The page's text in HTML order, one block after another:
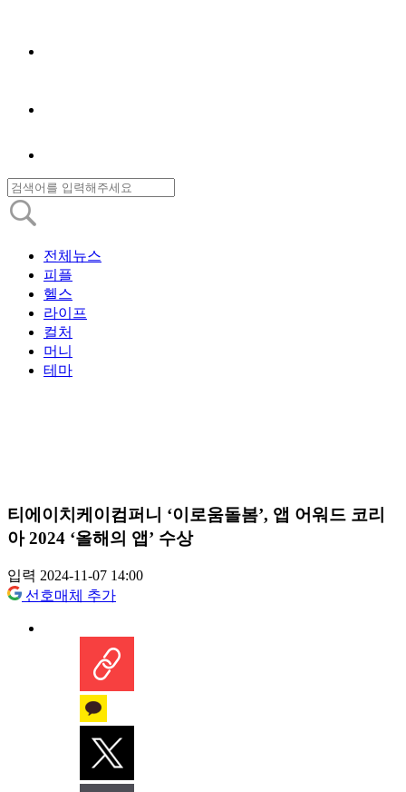
전체뉴스
피플
헬스
라이프
컬처
머니
테마
티에이치케이컴퍼니 ‘이로움돌봄’, 앱 어워드 코리
아 2024 ‘올해의 앱’ 수상
입력 2024-11-07 14:00
선호매체 추가